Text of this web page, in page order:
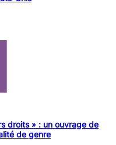
droits » : un ouvrage de
de genre